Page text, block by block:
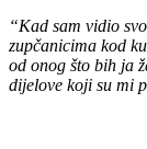
“Kad sam vidio
zupčanicima kod
od onog što bih ja
dijelove koji su mi